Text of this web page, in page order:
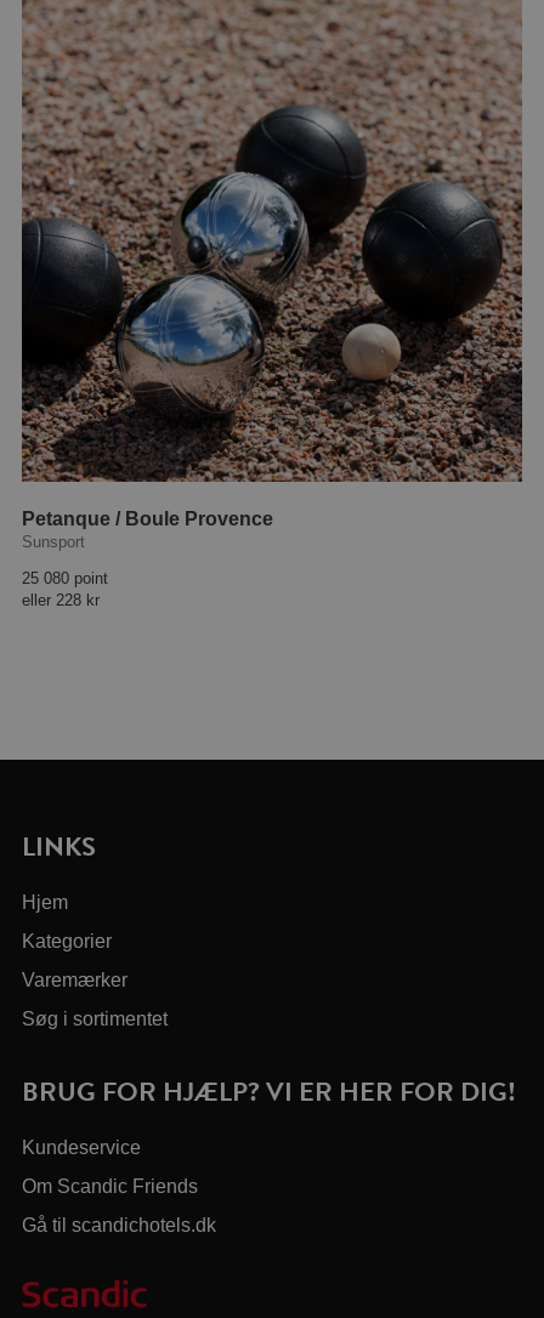
Petanque / Boule Provence
Sunsport
25 080 point
eller 228 kr
LINKS
Hjem
Kategorier
Varemærker
Søg i sortimentet
BRUG FOR HJÆLP? VI ER HER FOR DIG!
Kundeservice
Om Scandic Friends
Gå til scandichotels.dk